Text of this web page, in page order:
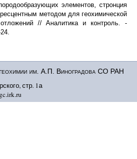
элементов, стронция
методом для геохимической
отложений // Аналитика и контроль. -
им. А.П. Виноградова СО РАН
стр. 1а